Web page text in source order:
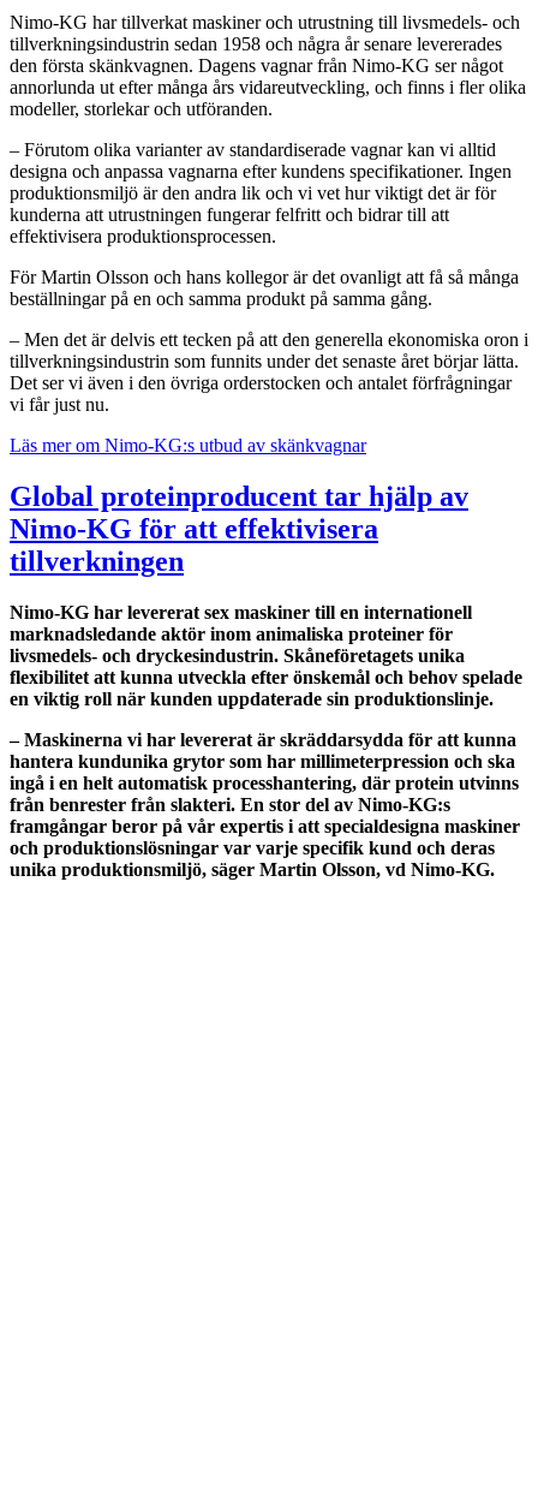
Nimo-KG har tillverkat maskiner och utrustning till livsmedels- och
tillverkningsindustrin sedan 1958 och några år senare levererades
den första skänkvagnen. Dagens vagnar från Nimo-KG ser något
annorlunda ut efter många års vidareutveckling, och finns i fler olika
modeller, storlekar och utföranden.
– Förutom olika varianter av standardiserade vagnar kan vi alltid
designa och anpassa vagnarna efter kundens specifikationer. Ingen
produktionsmiljö är den andra lik och vi vet hur viktigt det är för
kunderna att utrustningen fungerar felfritt och bidrar till att
effektivisera produktionsprocessen.
För Martin Olsson och hans kollegor är det ovanligt att få så många
beställningar på en och samma produkt på samma gång.
– Men det är delvis ett tecken på att den generella ekonomiska oron i
tillverkningsindustrin som funnits under det senaste året börjar lätta.
Det ser vi även i den övriga orderstocken och antalet förfrågningar
vi får just nu.
Läs mer om Nimo-KG:s utbud av skänkvagnar
Global proteinproducent tar hjälp av
Nimo-KG för att effektivisera
tillverkningen
Nimo-KG har levererat sex maskiner till en internationell
marknadsledande aktör inom animaliska proteiner för
livsmedels- och dryckesindustrin. Skåneföretagets unika
flexibilitet att kunna utveckla efter önskemål och behov spelade
en viktig roll när kunden uppdaterade sin produktionslinje.
– Maskinerna vi har levererat är skräddarsydda för att kunna
hantera kundunika grytor som har millimeterpression och ska
ingå i en helt automatisk processhantering, där protein utvinns
från benrester från slakteri. En stor del av Nimo-KG:s
framgångar beror på vår expertis i att specialdesigna maskiner
och produktionslösningar var varje specifik kund och deras
unika produktionsmiljö, säger Martin Olsson, vd Nimo-KG.